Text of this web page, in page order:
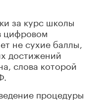
за курс школы
цифровом
не сухие баллы,
достижений
слова которой
процедуры